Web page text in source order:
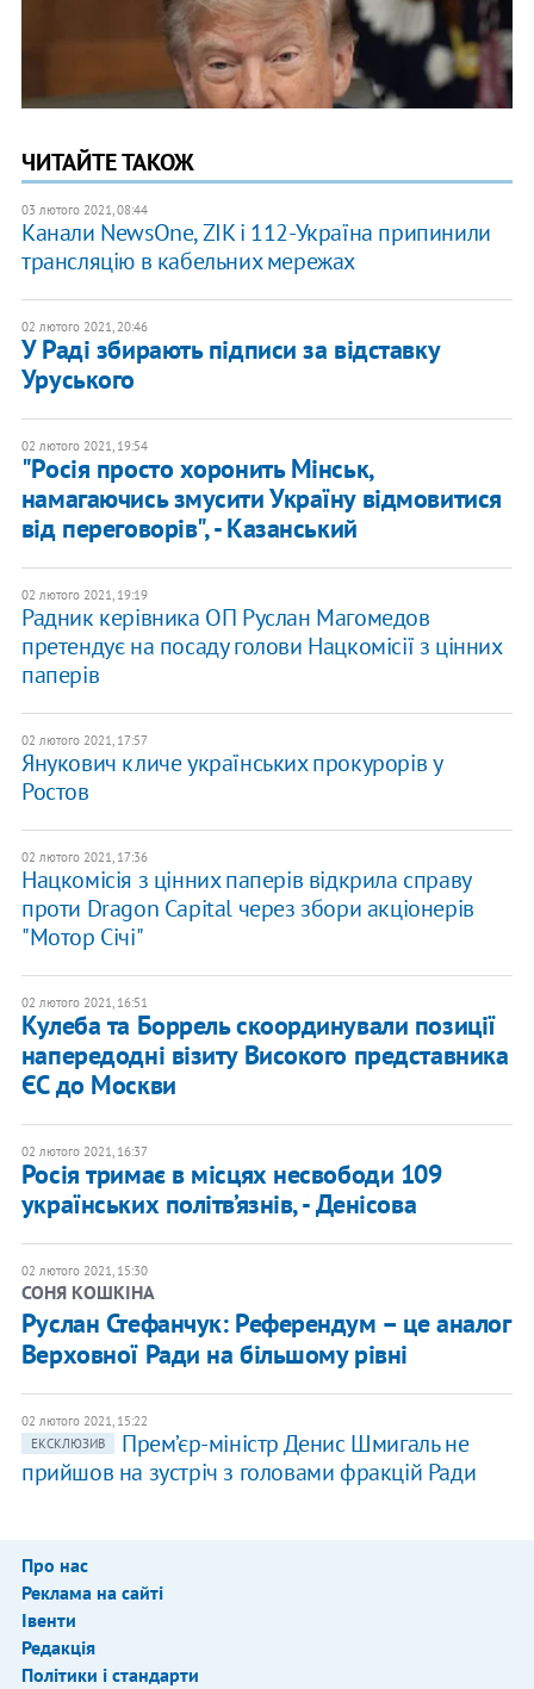
ЧИТАЙТЕ ТАКОЖ
03 лютого 2021, 08:44
Канали NewsОne, ZIK і 112-Україна припинили
трансляцію в кабельних мережах
02 лютого 2021, 20:46
У Раді збирають підписи за відставку
Уруського
02 лютого 2021, 19:54
"Росія просто хоронить Мінськ,
намагаючись змусити Україну відмовитися
від переговорів", - Казанський
02 лютого 2021, 19:19
Радник керівника ОП Руслан Магомедов
претендує на посаду голови Нацкомісії з цінних
паперів
02 лютого 2021, 17:57
Янукович кличе українських прокурорів у
Ростов
02 лютого 2021, 17:36
Нацкомісія з цінних паперів відкрила справу
проти Dragon Capital через збори акціонерів
"Мотор Січі"
02 лютого 2021, 16:51
Кулеба та Боррель скоординували позиції
напередодні візиту Високого представника
ЄС до Москви
02 лютого 2021, 16:37
Росія тримає в місцях несвободи 109
українських політв’язнів, - Денісова
02 лютого 2021, 15:30
СОНЯ КОШКІНА
Руслан Стефанчук: Референдум – це аналог
Верховної Ради на більшому рівні
02 лютого 2021, 15:22
ЕКСКЛЮЗИВ
Прем’єр-міністр Денис Шмигаль не
прийшов на зустріч з головами фракцій Ради
Про нас
Реклама на сайті
Івенти
Редакція
Політики і стандарти